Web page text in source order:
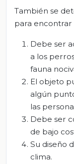
También se
para encontrar
Debe ser
a los
fauna
El objeto
algún
las
Debe ser
de bajo
Su diseño
clima.